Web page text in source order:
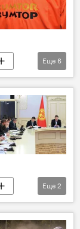
Еще 6
Еще 2